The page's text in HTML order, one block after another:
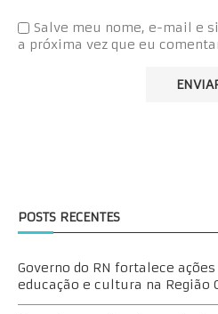
Salve meu nome, e-mail e
a próxima vez que eu
POSTS RECENTES
Governo do RN fortalece
educação e cultura na Região